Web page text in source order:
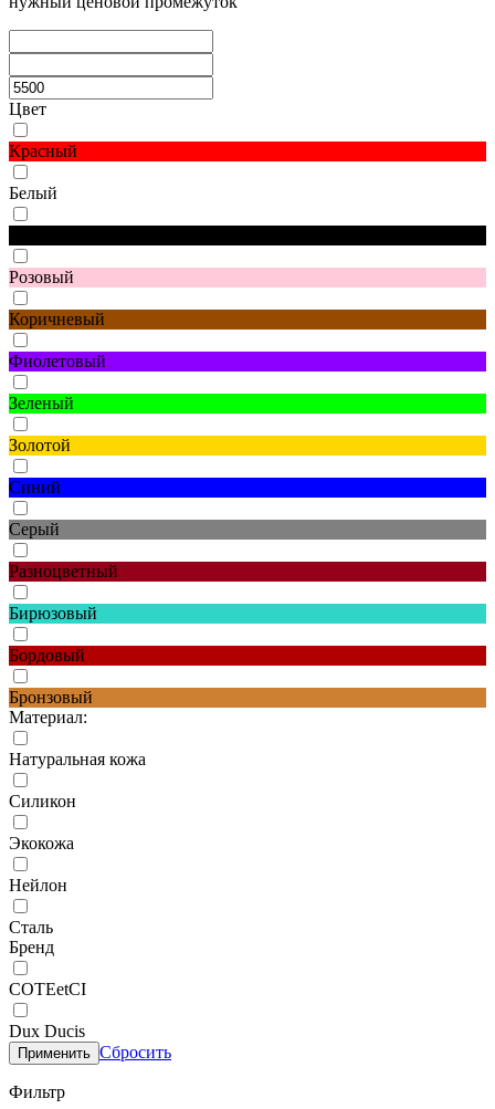
Цвет
Красный
Белый
Розовый
Коричневый
Фиолетовый
Зеленый
Золотой
Синий
Серый
Разноцветный
Бирюзовый
Бордовый
Бронзовый
Материал:
Натуральная кожа
Силикон
Экокожа
Нейлон
Сталь
Бренд
COTEetCI
Dux Ducis
Применить Сбросить
Фильтр